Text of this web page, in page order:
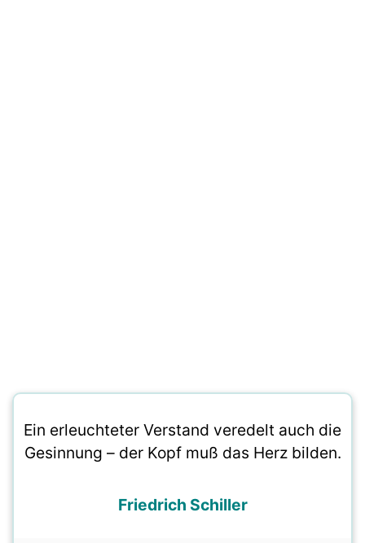
Ein erleuchteter Verstand veredelt auch die
Gesinnung – der Kopf muß das Herz bilden.
Friedrich Schiller